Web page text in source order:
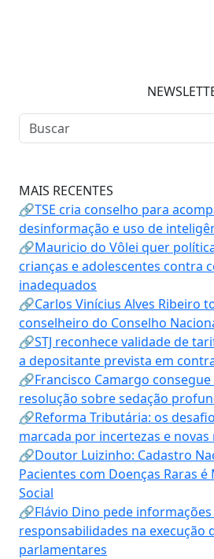
MAIS RECENTES
🔗TSE cria conselho para
desinformação e uso de
🔗Mauricio do Vôlei quer
crianças e adolescentes contra
inadequados
🔗Carlos Vinícius Alves Ribeiro
conselheiro do Conselho
🔗STJ reconhece validade de
a depositante prevista em
🔗Francisco Camargo
resolução sobre sedação
🔗Reforma Tributária: os
marcada por incertezas e
🔗Doutor Luizinho: Cadastro
Pacientes com Doenças Raras é
Social
🔗Flávio Dino pede
responsabilidades na execução
parlamentares